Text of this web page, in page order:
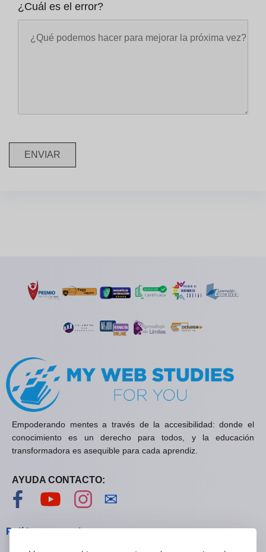
¿Cuál es el error?
ENVIAR
Empoderando mentes a través de la accesibilidad: donde el
conocimiento es un derecho para todos, y la educación
transformadora es asequible para cada aprendiz.
AYUDA CONTACTO:
Visítanos en Facebook
Visítanos en YouTube
Visítanos en Instagram
✉
Políticas generales